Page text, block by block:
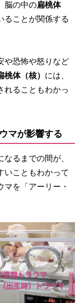
脳の中の扁桃体
ることが関係する
や恐怖や怒りなど
桃体（核） には、
れることもわかっ
マが影響する
るまでの間が、
いこともわかって
を「アーリー・